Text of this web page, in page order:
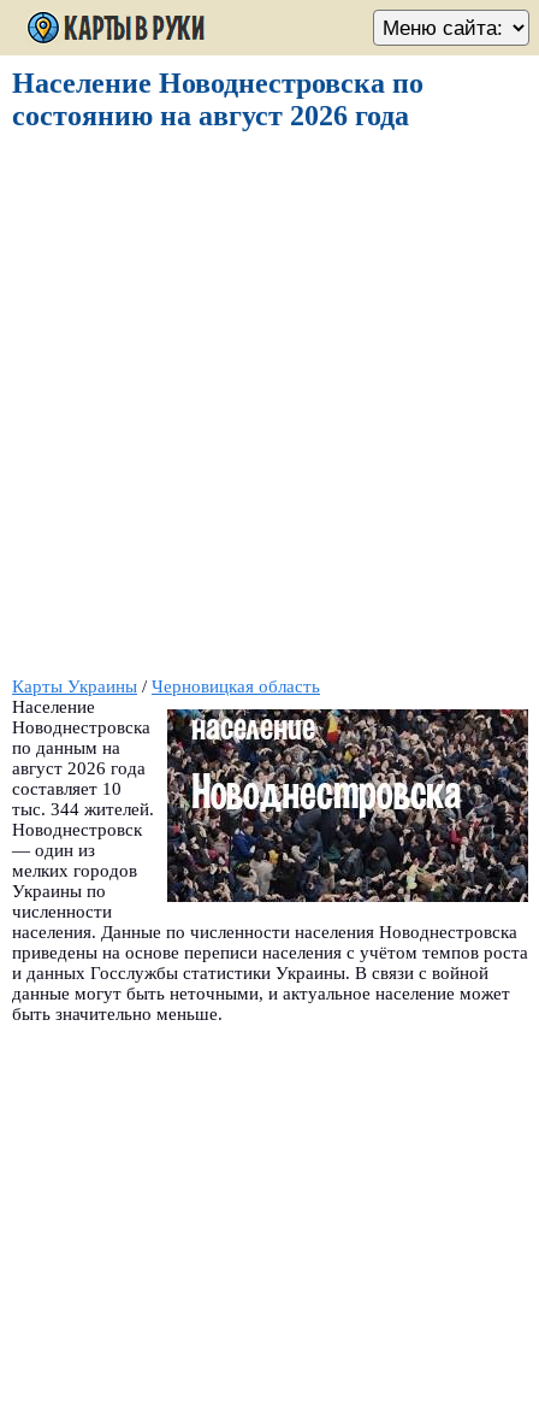
Население Новоднестровска по
состоянию на август 2026 года
Карты Украины / Черновицкая область
Население
Новоднестровска
по данным на
август 2026 года
составляет 10
тыс. 344 жителей.
Новоднестровск
— один из
мелких городов
Украины по
численности
населения. Данные по численности населения Новоднестровска
приведены на основе переписи населения с учётом темпов роста
и данных Госслужбы статистики Украины. В связи с войной
данные могут быть неточными, и актуальное население может
быть значительно меньше.